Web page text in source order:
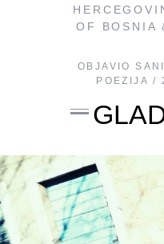
OF BOSNIA
OBJAVIO
POEZIJA